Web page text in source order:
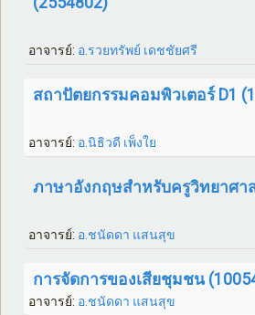
อาจารย์: อ.รวยทรัพย์ เดชชัยศรี
สถาปัตยกรรมคอมพิวเตอร์ D1
อาจารย์: อ.นิธิวดี เพ็งใย
ภาษาอังกฤษสำหรับครูวิทยาศา
อาจารย์: อ.ชนัดดา แสนสุข
การจัดการของเสียชุมชน
อาจารย์: อ.ชนัดดา แสนสุข